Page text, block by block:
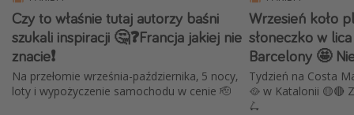
Malediwy
Azja Południowo-Wschodnia
Tajlandia
Wszystkie kierunki
Czy to właśnie tutaj autorzy baśni
szukali inspiracji 🤔❓Francja jakiej nie
znacie❗
Na przełomie września-października, 5 nocy,
loty i wypożyczenie samochodu w cenie 🫡
Wrzesień koło
słoneczko w
Barcelony 🤩
Tydzień na Costa
🥘 w Katalonii 🟡🔴
🛴